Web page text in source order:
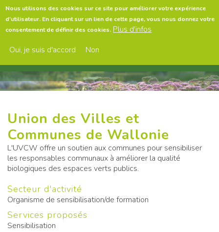
Nous utilisons des cookies sur ce site pour améliorer votre expérience
d'utilisateur. En cliquant sur un lien de cette page, vous nous donnez votre
consentement de définir des cookies. Plus d'infos
Oui, je suis d'accord
Non
Aller
au
contenu
Union des Villes et
Communes de Wallonie
L'UVCW offre un soutien aux communes pour sensibiliser
les responsables communaux à améliorer la qualité
biologiques des espaces verts publics.
Secteur d'activité
Organisme de sensibilisation/de formation
Services proposés
Sensibilisation